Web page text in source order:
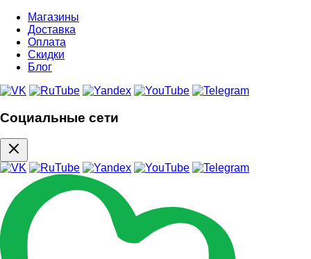
Магазины
Доставка
Оплата
Скидки
Блог
Социальные сети